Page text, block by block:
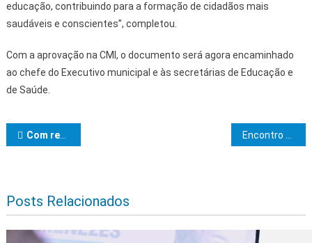
educação, contribuindo para a formação de cidadãos mais
saudáveis e conscientes”, completou.
Com a aprovação na CMI, o documento será agora encaminhado
ao chefe do Executivo municipal e às secretárias de Educação e
de Saúde.
Navegação de Post
Com recursos de R$ 1,55 bilhão, Jerônimo Rodrigues autoriza mais de 670 obras na Bahia Encontro Estadual de Prefeitos reúne lideranças e reforça pautas prioritárias do municipalismo baiano
Posts Relacionados